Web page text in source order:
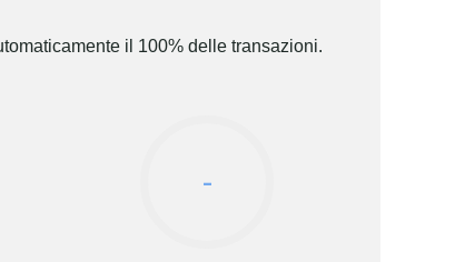
il 100% delle transazioni.
-